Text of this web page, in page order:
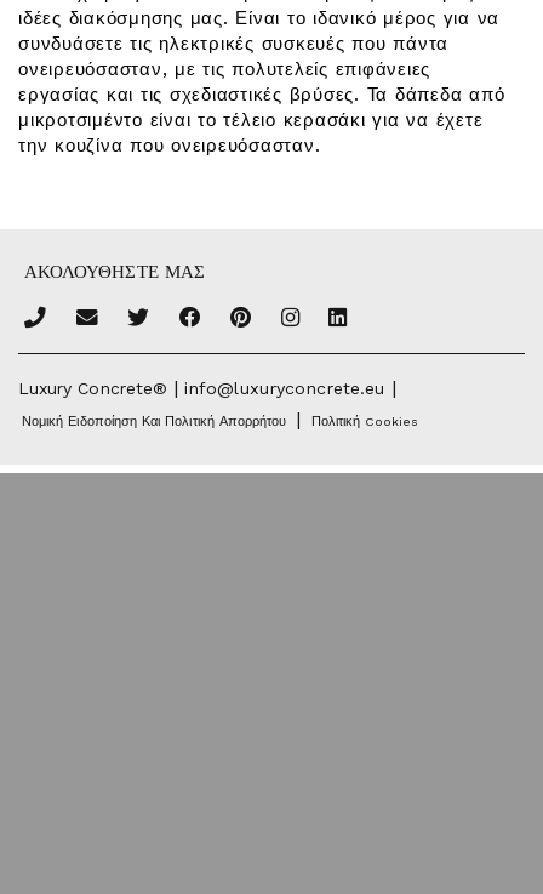
ιδέες διακόσμησης μας. Είναι το ιδανικό μέρος για να
συνδυάσετε τις ηλεκτρικές συσκευές που πάντα
ονειρευόσασταν, με τις πολυτελείς επιφάνειες
εργασίας και τις σχεδιαστικές βρύσες. Τα δάπεδα από
μικροτσιμέντο είναι το τέλειο κερασάκι για να έχετε
την κουζίνα που ονειρευόσασταν.
ΑΚΟΛΟΥΘΗΣΤΕ ΜΑΣ
Luxury Concrete® |info@luxuryconcrete.eu |
Νομική Ειδοποίηση Και Πολιτική Απορρήτου | Πολιτική Cookies